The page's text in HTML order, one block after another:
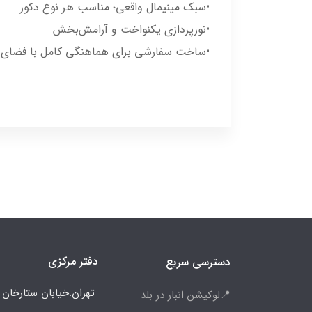
•سبک مینیمال واقعی؛ مناسب هر نوع دکور
•نورپردازی یکنواخت و آرامش‌بخش
•ساخت سفارشی برای هماهنگی کامل با
دسترسی سریع
📍لوکیشن انبار در بلد
دفتر مرکزی
تهران.خیابان ستارخان